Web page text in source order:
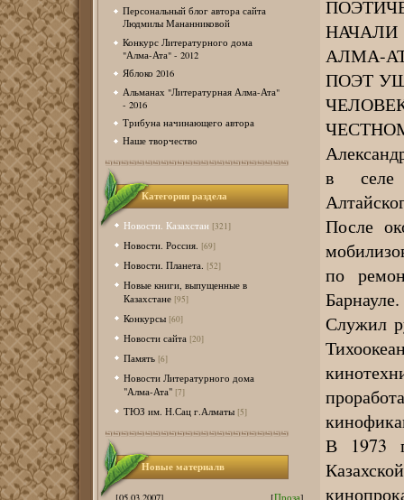
Персональный блог автора сайта
Людмилы Мананниковой
Конкурс Литературного дома
"Алма-Ата" - 2012
Яблоко 2016
Альманах "Литературная Алма-Ата"
- 2016
Трибуна начинающего автора
Наше творчество
Категории раздела
Новости. Казахстан [321]
Новости. Россия. [69]
Новости. Планета. [52]
Новые книги, выпущенные в
Казахстане [95]
Конкурсы [60]
Новости сайта [20]
Память [6]
Новости Литературного дома
"Алма-Ата" [7]
ТЮЗ им. Н.Сац г.Алматы [5]
Новые материалв
[05.03.2007] [Проза]
АЛМА-
ПОЭТ
в селе
После
по
Барнауле.
Служил
В 1973